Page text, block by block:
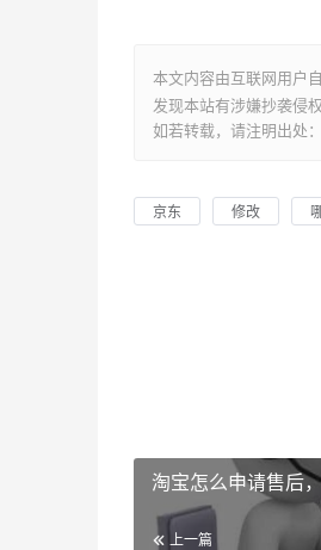
本文内容由互联网用户
发现本站有涉嫌抄袭侵
如若转载，请注明出处
京东 修改
淘宝怎么申请售后
上一篇